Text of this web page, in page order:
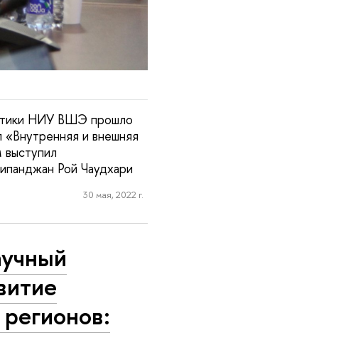
НИУ ВШЭ прошло
и внешняя
Рой Чаудхари
30 мая, 2022 г.